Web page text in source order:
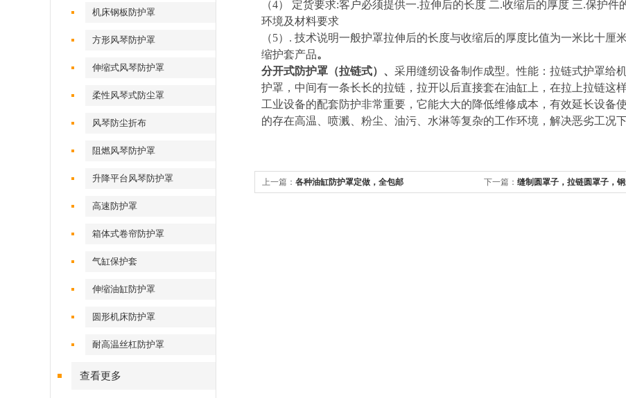
机床钢板防护罩
方形风琴防护罩
伸缩式风琴防护罩
柔性风琴式防尘罩
风琴防尘折布
阻燃风琴防护罩
升降平台风琴防护罩
高速防护罩
箱体式卷帘防护罩
气缸保护套
伸缩油缸防护罩
圆形机床防护罩
耐高温丝杠防护罩
查看更多
（4） 定货要求:客户必须提供一.拉伸后的长度 二.收缩后的厚度 三.保护
环境及材料要求
（5）. 技术说明一般护罩拉伸后的长度与收缩后的厚度比值为一米比十
缩护套产品。
分开式防护罩（拉链式）、 采用缝纫设备制作成型。性能：拉链式护罩给
护罩，中间有一条长长的拉链，拉开以后直接套在油缸上，在拉上拉链这
工业设备的配套防护非常重要，它能大大的降低维修成本，有效延长设备
的存在高温、喷溅、粉尘、油污、水淋等复杂的工作环境，解决恶劣工况
上一篇： 各种油缸防护罩定做，全包邮 下一篇： 缝制圆罩子，拉链圆罩子，